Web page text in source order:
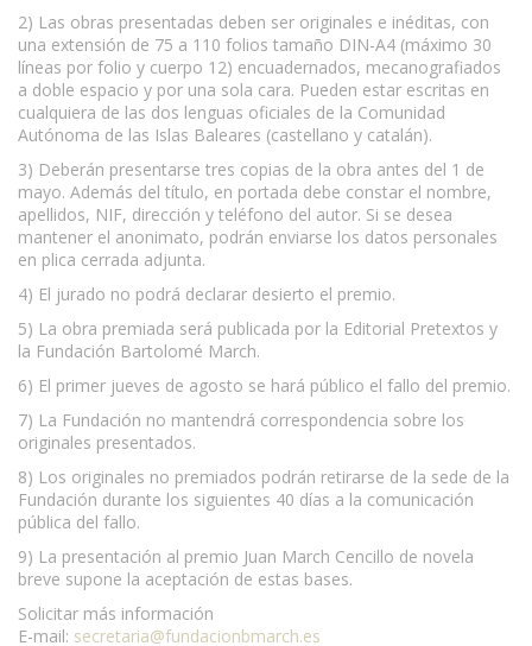
2) Las obras presentadas deben ser originales e inéditas, con
una extensión de 75 a 110 folios tamaño DIN-A4 (máximo 30
líneas por folio y cuerpo 12) encuadernados, mecanografiados
a doble espacio y por una sola cara. Pueden estar escritas en
cualquiera de las dos lenguas oficiales de la Comunidad
Autónoma de las Islas Baleares (castellano y catalán).
3) Deberán presentarse tres copias de la obra antes del 1 de
mayo. Además del título, en portada debe constar el nombre,
apellidos, NIF, dirección y teléfono del autor. Si se desea
mantener el anonimato, podrán enviarse los datos personales
en plica cerrada adjunta.
4) El jurado no podrá declarar desierto el premio.
5) La obra premiada será publicada por la Editorial Pretextos y
la Fundación Bartolomé March.
6) El primer jueves de agosto se hará público el fallo del premio.
7) La Fundación no mantendrá correspondencia sobre los
originales presentados.
8) Los originales no premiados podrán retirarse de la sede de la
Fundación durante los siguientes 40 días a la comunicación
pública del fallo.
9) La presentación al premio Juan March Cencillo de novela
breve supone la aceptación de estas bases.
Solicitar más información
E-mail: secretaria@fundacionbmarch.es